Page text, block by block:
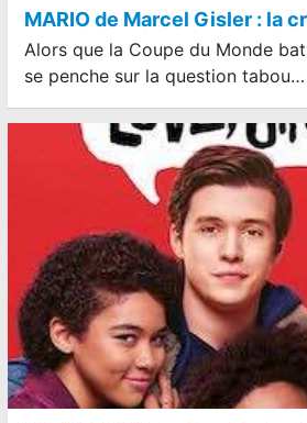
MARIO de Marcel Gisler : la
Alors que la Coupe du Monde
se penche sur la question tabou…